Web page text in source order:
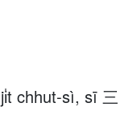
chhut-sì, sī 三